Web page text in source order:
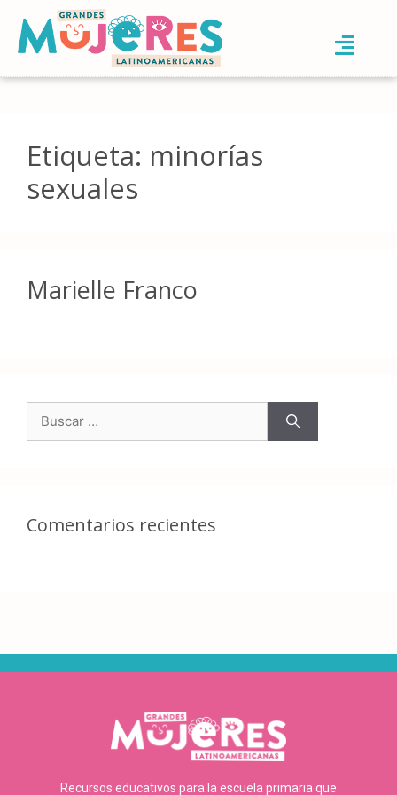
Etiqueta: minorías
sexuales
Marielle Franco
Comentarios recientes
Recursos educativos para la escuela primaria que